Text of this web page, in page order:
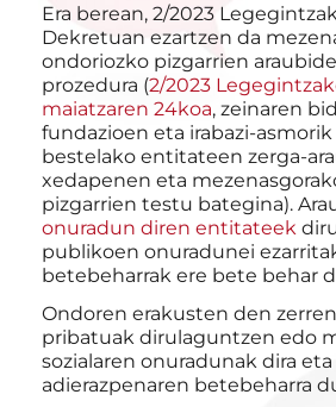
Era berean, 2/2023
Dekretuan ezartzen da
ondoriozko pizgarrien
prozedura (2/2023
maiatzaren 24koa, zeinaren
fundazioen eta irabazi-
bestelako entitateen zerga-
xedapenen eta
pizgarrien testu bategina).
onuradun diren entitateek
publikoen onuradunei
betebeharrak ere bete behar
Ondoren erakusten den
pribatuak dirulaguntzen edo
sozialaren onuradunak dira
adierazpenaren betebeharra